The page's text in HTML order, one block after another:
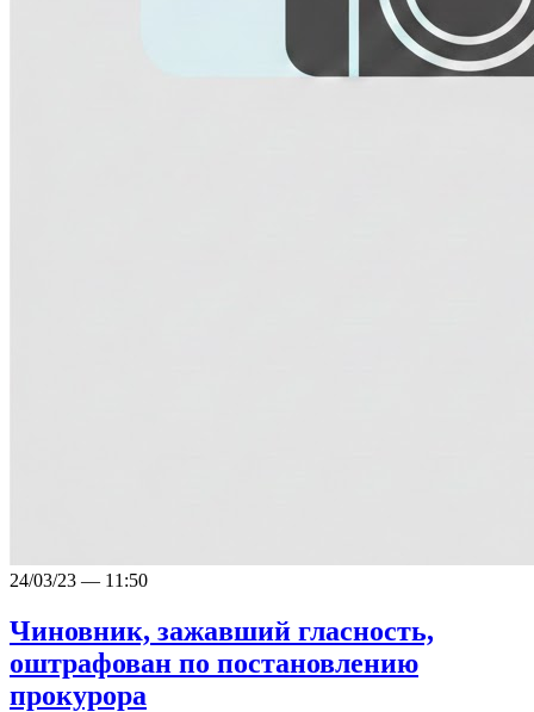
24/03/23 — 11:50
Чиновник, зажавший гласность,
оштрафован по постановлению
прокурора